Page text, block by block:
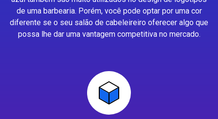
de uma barbearia. Porém, você pode optar por uma cor
diferente se o seu salão de cabeleireiro oferecer algo que
possa lhe dar uma vantagem competitiva no mercado.